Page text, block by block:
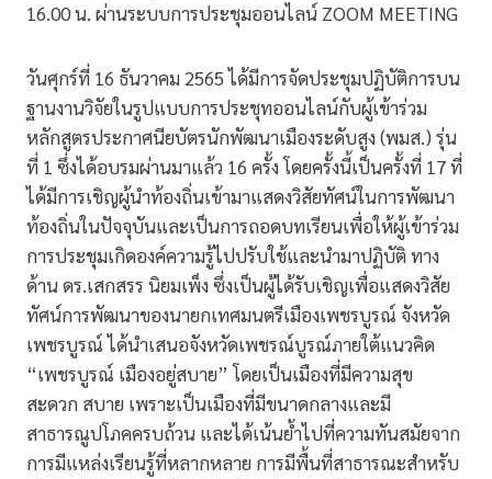
16.00 น. ผ่านระบบการประชุมออนไลน์ ZOOM MEETING
วันศุกร์ที่ 16 ธันวาคม 2565 ได้มีการจัดประชุมปฏิบัติการบน
ฐานงานวิจัยในรูปแบบการประชุทออนไลน์กับผู้เข้าร่วม
หลักสูตรประกาศนียบัตรนักพัฒนาเมืองระดับสูง (พมส.) รุ่น
ที่ 1 ซึ่งได้อบรมผ่านมาแล้ว 16 ครั้ง โดยครั้งนี้เป็นครั้งที่ 17 ที่
ได้มีการเชิญผู้นำท้องถิ่นเข้ามาแสดงวิสัยทัศน์ในการพัฒนา
ท้องถิ่นในปัจจุบันและเป็นการถอดบทเรียนเพื่อให้ผู้เข้าร่วม
การประชุมเกิดองค์ความรู้ไปปรับใช้และนำมาปฏิบัติ ทาง
ด้าน ดร.เสกสรร นิยมเพ็ง ซึ่งเป็นผู้ได้รับเชิญเพื่อแสดงวิสัย
ทัศน์การพัฒนาของนายกเทศมนตรีเมืองเพชรบูรณ์ จังหวัด
เพชรบูรณ์ ได้นำเสนอจังหวัดเพชรณ์บูรณ์ภายใต้แนวคิด
“เพชรบูรณ์ เมืองอยู่สบาย” โดยเป็นเมืองที่มีความสุข
สะดวก สบาย เพราะเป็นเมืองที่มีขนาดกลางและมี
สาธารณูปโภคครบถ้วน และได้เน้นย้ำไปที่ความทันสมัยจาก
การมีแหล่งเรียนรู้ที่หลากหลาย การมีพื้นที่สาธารณะสำหรับ